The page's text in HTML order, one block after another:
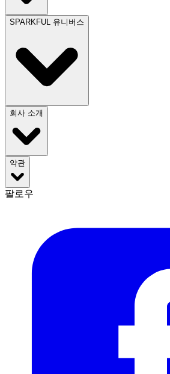
SPARKFUL 유니버스
회사 소개
약관
팔로우